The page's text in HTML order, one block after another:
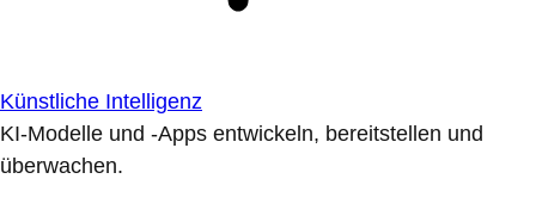
Künstliche Intelligenz
KI-Modelle und -Apps entwickeln, bereitstellen und
überwachen.